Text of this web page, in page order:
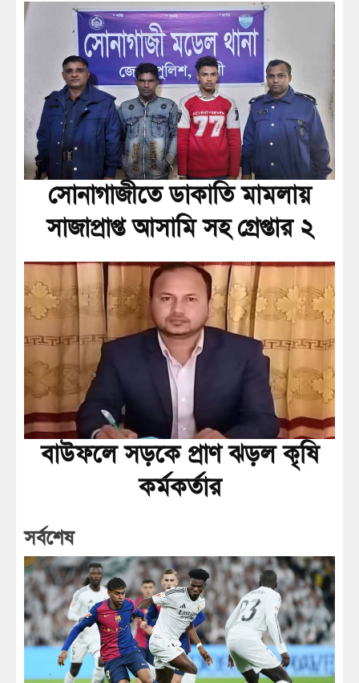
সোনাগাজীতে ডাকাতি মামলায়
সাজাপ্রাপ্ত আসামি সহ গ্রেপ্তার ২
বাউফলে সড়কে প্রাণ ঝড়ল কৃষি
কর্মকর্তার
সর্বশেষ